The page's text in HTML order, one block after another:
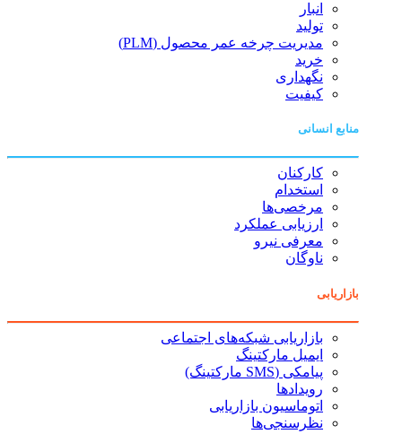
انبار
تولید
مدیریت چرخه عمر محصول (PLM)
خرید
نگهداری
کیفیت
منابع انسانی
کارکنان
استخدام
مرخصی‌ها
ارزیابی عملکرد
معرفی نیرو
ناوگان
بازاریابی
بازاریابی شبکه‌های اجتماعی
ایمیل مارکتینگ
پیامکی (SMS مارکتینگ)
رویدادها
اتوماسیون بازاریابی
نظرسنجی‌ها